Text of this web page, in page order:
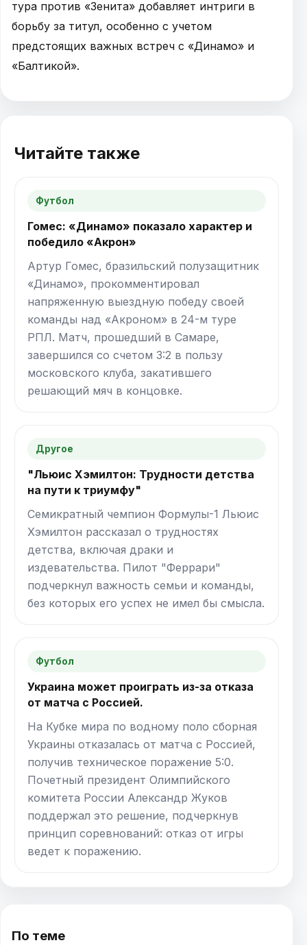
тура против «Зенита» добавляет интриги в
борьбу за титул, особенно с учетом
предстоящих важных встреч с «Динамо» и
«Балтикой».
Читайте также
Футбол
Гомес: «Динамо» показало характер и
победило «Акрон»
Артур Гомес, бразильский полузащитник
«Динамо», прокомментировал
напряженную выездную победу своей
команды над «Акроном» в 24-м туре
РПЛ. Матч, прошедший в Самаре,
завершился со счетом 3:2 в пользу
московского клуба, закатившего
решающий мяч в концовке.
Другое
"Льюис Хэмилтон: Трудности детства
на пути к триумфу"
Семикратный чемпион Формулы-1 Льюис
Хэмилтон рассказал о трудностях
детства, включая драки и
издевательства. Пилот "Феррари"
подчеркнул важность семьи и команды,
без которых его успех не имел бы смысла.
Футбол
Украина может проиграть из-за отказа
от матча с Россией.
На Кубке мира по водному поло сборная
Украины отказалась от матча с Россией,
получив техническое поражение 5:0.
Почетный президент Олимпийского
комитета России Александр Жуков
поддержал это решение, подчеркнув
принцип соревнований: отказ от игры
ведет к поражению.
По теме